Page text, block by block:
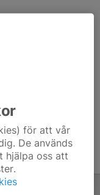
för att vår
De används
hjälpa oss att